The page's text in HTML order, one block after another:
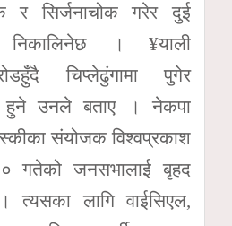
र सिर्जनाचोक गरेर दुई
निकालिनेछ । ¥याली
चिप्लेढुंगामा पुगेर
हुने उनले बताए । नेकपा
संयोजक विश्वप्रकाश
गतेको जनसभालाई बृहद
त्यसका लागि वाईसिएल,